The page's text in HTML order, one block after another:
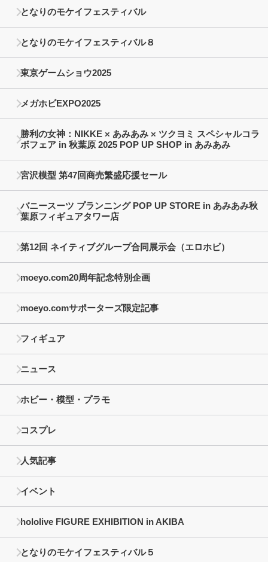
となりのモケイフェスティバル
となりのモケイフェスティバル８
東京ゲームショウ2025
メガホビEXPO2025
勝利の女神：NIKKE × あみあみ × ツクヨミ スペシャルコラ
ボフェア in 秋葉原 2025 POP UP SHOP in あみあみ
宮沢模型 第47回商売繁盛応援セール
バニースーツ プランニング POP UP STORE in あみあみ秋
葉原フィギュアタワー店
第12回 ネイティブグループ合同展示会（エロホビ）
moeyo.com20周年記念特別企画
moeyo.comサポーターズ限定記事
フィギュア
ニュース
ホビー・模型・プラモ
コスプレ
人気記事
イベント
hololive FIGURE EXHIBITION in AKIBA
となりのモケイフェスティバル５